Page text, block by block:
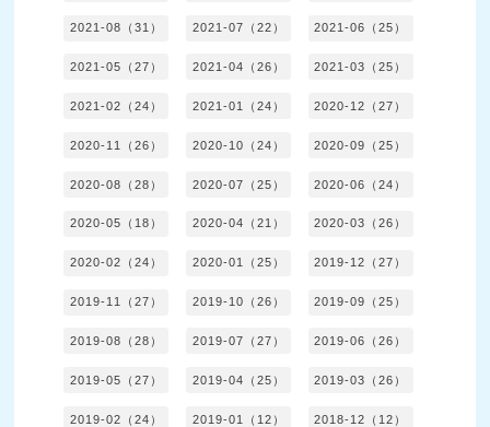
2021-08（31） 2021-07（22） 2021-06（25）
2021-05（27） 2021-04（26） 2021-03（25）
2021-02（24） 2021-01（24） 2020-12（27）
2020-11（26） 2020-10（24） 2020-09（25）
2020-08（28） 2020-07（25） 2020-06（24）
2020-05（18） 2020-04（21） 2020-03（26）
2020-02（24） 2020-01（25） 2019-12（27）
2019-11（27） 2019-10（26） 2019-09（25）
2019-08（28） 2019-07（27） 2019-06（26）
2019-05（27） 2019-04（25） 2019-03（26）
2019-02（24） 2019-01（12） 2018-12（12）